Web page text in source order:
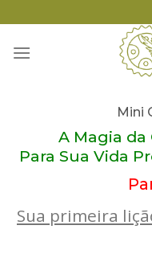
to
content
Mini
A Magia
Para Sua Vida
Sua primeira